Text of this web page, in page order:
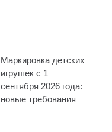
Маркировка детских
игрушек с 1
сентября 2026 года:
новые требования